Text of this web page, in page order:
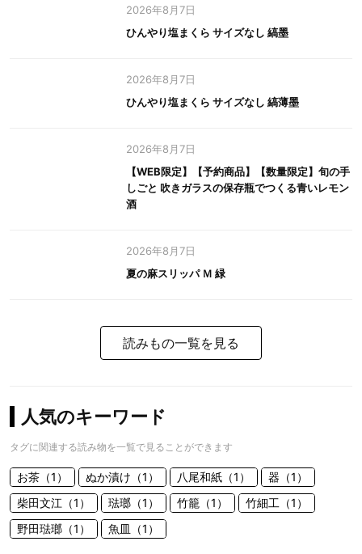
2026年8月7日
ひんやり塩まくら サイズなし 縞墨
2026年8月7日
ひんやり塩まくら サイズなし 縞薄墨
2026年8月7日
【WEB限定】【予約商品】【数量限定】旬の手
しごと 吹きガラスの保存瓶でつくる青いレモン
酒
2026年8月7日
夏の麻スリッパ Ｍ 緑
読みもの一覧を見る
人気のキーワード
タグに関連する読み物を一覧で見ることができます
お茶（1） ぬか漬け（1） 八尾和紙（1）
器（1）
柴田文江（1）
琺瑯（1） 竹籠（1）
竹細工（1）
野田琺瑯（1）
魚皿（1）